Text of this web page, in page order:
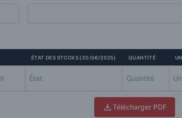
ÉTAT DES STOCKS (30/06/2025) QUANTITÉ
Télécharger PDF